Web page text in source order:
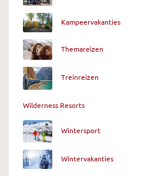
Kampeervakanties
Themareizen
Treinreizen
Wilderness Resorts
Wintersport
Wintervakanties